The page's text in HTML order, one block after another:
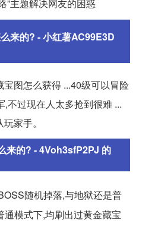
”主题解决网友的困惑
来的? - 小红薯AC99E3D
图怎么获得 ...40级可以冒险
不过现在人太多抢到很难 ...
家手。
来的? - 4Voh3sfP2PJ 的
随机掉落,与地狱还是普
模式下,均刷出过黄金藏宝